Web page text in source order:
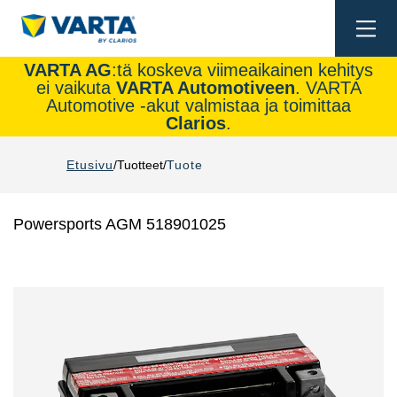
VARTA AG:tä koskeva viimeaikainen kehitys
ei vaikuta VARTA Automotiveen. VARTA
Automotive -akut valmistaa ja toimittaa
Clarios.
Etusivu Tuotteet Tuote
Powersports AGM 518901025